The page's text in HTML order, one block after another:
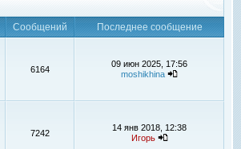
Сообщений
Последнее сообщение
6164
09 июн 2025, 17:56
moshikhina
7242
14 янв 2018, 12:38
Игорь